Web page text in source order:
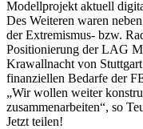
Modellprojekt aktuell
Des Weiteren waren
der Extremismus- bzw.
Positionierung der LAG
Krawallnacht von
finanziellen Bedarfe der
„Wir wollen weiter
zusammenarbeiten“, so
Jetzt teilen!